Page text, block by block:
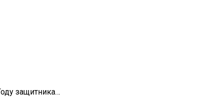
защитника…